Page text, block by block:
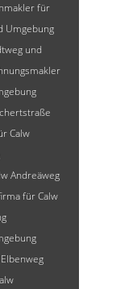
für
Umgebung
und
Calw
Andreäweg
für Calw